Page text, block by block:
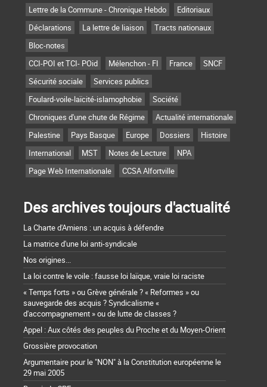
Lettre de la Commune - Chronique Hebdo
Editoriaux
Déclarations
La lettre de liaison
Tracts nationaux
Bloc-notes
CCI-POI et TCI- POid
Mélenchon - FI France
SNCF
Sécurité sociale
Services publics
Foulard-voile-laïcité-islamophobie
Société
Chroniques d'une chute de Régime
Actualité internationale
Palestine
Pays Basque Europe Dossiers
Histoire
International
MST Notes de Lecture
NPA
Page Web Internationale
CCSA Alfortville
Des archives toujours d'actualité
La Charte d'Amiens : un acquis à défendre
La matrice d'une loi anti-syndicale
Nos origines...
La loi contre le voile : fausse loi laïque, vraie loi raciste
« Temps forts » ou Grève générale ? « Reformes » ou
sauvegarde des acquis ? Syndicalisme «
d'accompagnement » ou de lutte de classes ?
Appel : Aux côtés des peuples du Proche et du Moyen-Orient
Grossière provocation
Argumentaire pour le "NON" à la Constitution européenne le
29 mai 2005